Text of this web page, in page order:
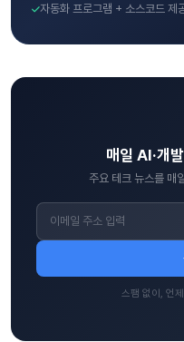
자동화 프로그램 + 소스코드 제
매일 AI·개
주요 테크 뉴스를 매
스팸 없이, 언